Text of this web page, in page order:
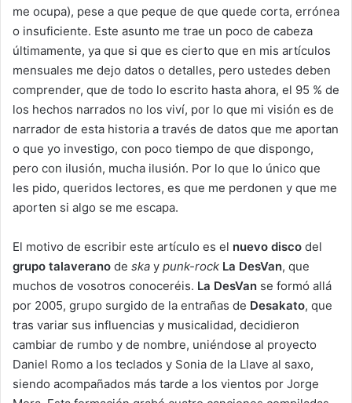
me ocupa), pese a que peque de que quede corta, errónea
o insuficiente. Este asunto me trae un poco de cabeza
últimamente, ya que si que es cierto que en mis artículos
mensuales me dejo datos o detalles, pero ustedes deben
comprender, que de todo lo escrito hasta ahora, el 95 % de
los hechos narrados no los viví, por lo que mi visión es de
narrador de esta historia a través de datos que me aportan
o que yo investigo, con poco tiempo de que dispongo,
pero con ilusión, mucha ilusión. Por lo que lo único que
les pido, queridos lectores, es que me perdonen y que me
aporten si algo se me escapa.
El motivo de escribir este artículo es el nuevo disco del
grupo talaverano de ska y punk-rock La DesVan, que
muchos de vosotros conoceréis. La DesVan se formó allá
por 2005, grupo surgido de la entrañas de Desakato, que
tras variar sus influencias y musicalidad, decidieron
cambiar de rumbo y de nombre, uniéndose al proyecto
Daniel Romo a los teclados y Sonia de la Llave al saxo,
siendo acompañados más tarde a los vientos por Jorge